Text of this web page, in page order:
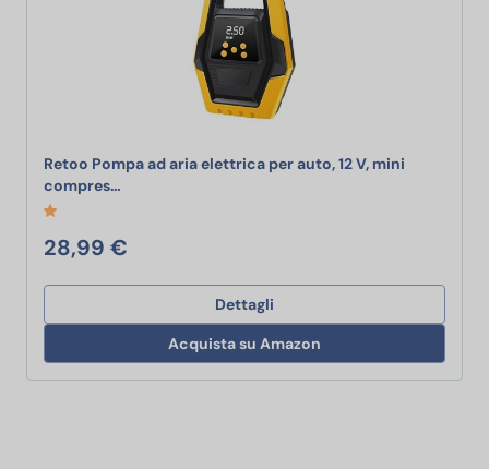
Retoo Pompa ad aria elettrica per auto, 12 V, mini
compres…
28,99 €
Dettagli
Acquista su Amazon